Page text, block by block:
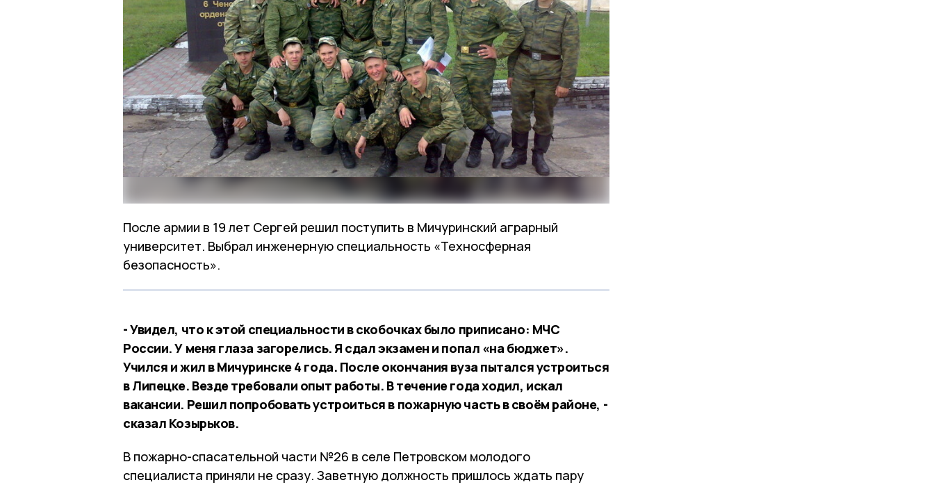
После армии в 19 лет Сергей решил поступить в Мичуринский аграрный
университет. Выбрал инженерную специальность «Техносферная
безопасность».
- Увидел, что к этой специальности в скобочках было приписано: МЧС
России. У меня глаза загорелись. Я сдал экзамен и попал «на бюджет».
Учился и жил в Мичуринске 4 года. После окончания вуза пытался устроиться
в Липецке. Везде требовали опыт работы. В течение года ходил, искал
вакансии. Решил попробовать устроиться в пожарную часть в своём районе, -
сказал Козырьков.
В пожарно-спасательной части №26 в селе Петровском молодого
специалиста приняли не сразу. Заветную должность пришлось ждать пару